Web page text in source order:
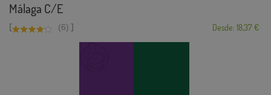
Málaga C/E
[ (6) ] Desde: 18,37 €